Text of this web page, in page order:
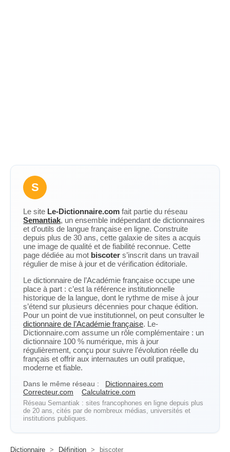
S
Le site Le-Dictionnaire.com fait partie du réseau
Semantiak, un ensemble indépendant de dictionnaires
et d’outils de langue française en ligne. Construite
depuis plus de 30 ans, cette galaxie de sites a acquis
une image de qualité et de fiabilité reconnue. Cette
page dédiée au mot biscoter s’inscrit dans un travail
régulier de mise à jour et de vérification éditoriale.
Le dictionnaire de l’Académie française occupe une
place à part : c’est la référence institutionnelle
historique de la langue, dont le rythme de mise à jour
s’étend sur plusieurs décennies pour chaque édition.
Pour un point de vue institutionnel, on peut consulter le
dictionnaire de l’Académie française. Le-
Dictionnaire.com assume un rôle complémentaire : un
dictionnaire 100 % numérique, mis à jour
régulièrement, conçu pour suivre l’évolution réelle du
français et offrir aux internautes un outil pratique,
moderne et fiable.
Dans le même réseau :
Dictionnaires.com
Correcteur.com
Calculatrice.com
Réseau Semantiak : sites francophones en ligne depuis plus
de 20 ans, cités par de nombreux médias, universités et
institutions publiques.
Dictionnaire > Définition > biscoter